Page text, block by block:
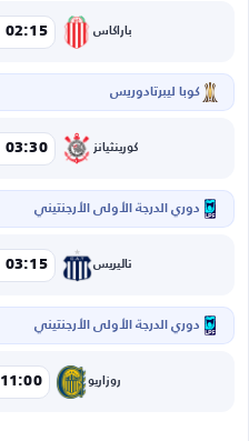
باراكاس 02:15 ص
كوبا ليبرتادوريس
كورينثيانز 03:30 ص
دوري الدرجة الأولى الأرجنتيني
تاليريس 03:15 ص
دوري الدرجة الأولى الأرجنتيني
روزاريو 11:00 م